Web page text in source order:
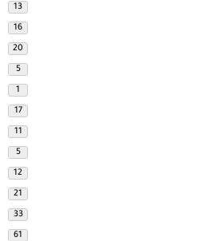
13
16
20
5
1
17
11
5
12
21
33
61